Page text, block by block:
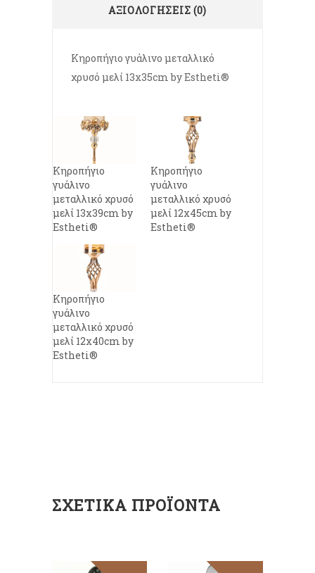
ΑΞΙΟΛΟΓΉΣΕΙΣ (0)
Κηροπήγιο γυάλινο μεταλλικό
χρυσό μελί 13x35cm by Estheti®
Κηροπήγιο
γυάλινο
μεταλλικό χρυσό
μελί 13x39cm by
Estheti®
Κηροπήγιο
γυάλινο
μεταλλικό χρυσό
μελί 12x45cm by
Estheti®
Κηροπήγιο
γυάλινο
μεταλλικό χρυσό
μελί 12x40cm by
Estheti®
ΣΧΕΤΙΚΆ ΠΡΟΪΌΝΤΑ